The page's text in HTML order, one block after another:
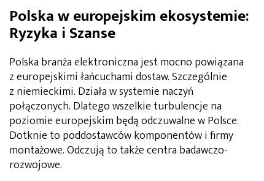
Polska w europejskim ekosystemie:
Ryzyka i Szanse
Polska branża elektroniczna jest mocno powiązana
z europejskimi łańcuchami dostaw. Szczególnie
z niemieckimi. Działa w systemie naczyń
połączonych. Dlategowszelkie turbulencje na
poziomie europejskim będą odczuwalne w Polsce.
Dotknie to poddostawców komponentów i firmy
montażowe. Odczują to także centra badawczo-
rozwojowe.